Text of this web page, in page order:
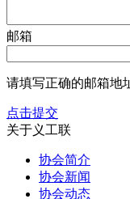
邮箱
请填写正确的邮箱地
点击提交
关于义工联
协会简介
协会新闻
协会动态